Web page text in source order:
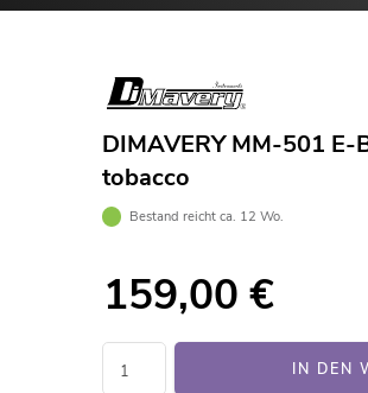
DIMAVERY MM-501 E-
tobacco
Bestand reicht ca. 12 Wo.
159,00 €
IN DEN